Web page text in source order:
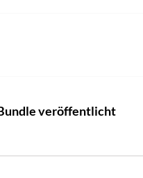
veröffentlicht